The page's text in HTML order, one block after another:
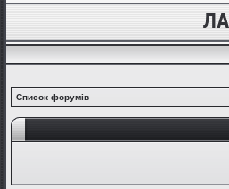
Список форумів